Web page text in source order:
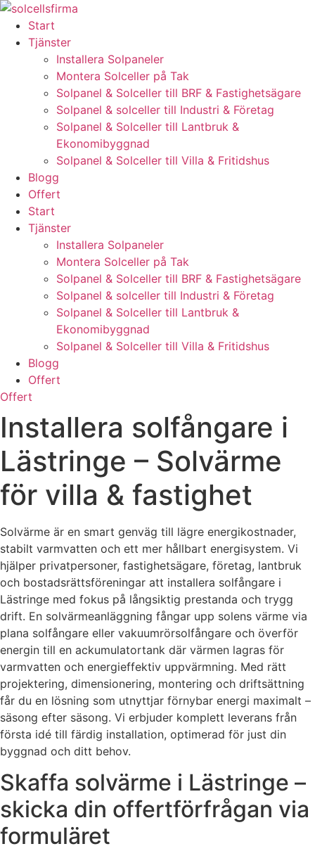
Skip
content
Start
Tjänster
Installera Solpaneler
Montera Solceller på Tak
Solpanel & Solceller till BRF & Fastighetsägare
Solpanel & solceller till Industri & Företag
Solpanel & Solceller till Lantbruk &
Ekonomibyggnad
Solpanel & Solceller till Villa & Fritidshus
Blogg
Offert
Start
Tjänster
Installera Solpaneler
Montera Solceller på Tak
Solpanel & Solceller till BRF & Fastighetsägare
Solpanel & solceller till Industri & Företag
Solpanel & Solceller till Lantbruk &
Ekonomibyggnad
Solpanel & Solceller till Villa & Fritidshus
Blogg
Offert
Offert
Installera solfångare i
Lästringe – Solvärme
för villa & fastighet
Solvärme är en smart genväg till lägre energikostnader,
stabilt varmvatten och ett mer hållbart energisystem. Vi
hjälper privatpersoner, fastighetsägare, företag, lantbruk
och bostadsrättsföreningar att installera solfångare i
Lästringe med fokus på långsiktig prestanda och trygg
drift. En solvärmeanläggning fångar upp solens värme via
plana solfångare eller vakuumrörsolfångare och överför
energin till en ackumulatortank där värmen lagras för
varmvatten och energieffektiv uppvärmning. Med rätt
projektering, dimensionering, montering och driftsättning
får du en lösning som utnyttjar förnybar energi maximalt –
säsong efter säsong. Vi erbjuder komplett leverans från
första idé till färdig installation, optimerad för just din
byggnad och ditt behov.
Skaffa solvärme i Lästringe –
skicka din offertförfrågan via
formuläret